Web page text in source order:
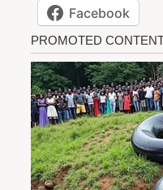
Facebook